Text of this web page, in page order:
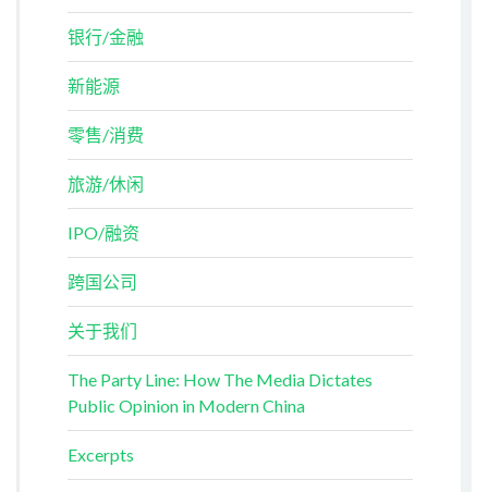
银行/金融
新能源
零售/消费
旅游/休闲
IPO/融资
跨国公司
关于我们
The Party Line: How The Media Dictates
Public Opinion in Modern China
Excerpts